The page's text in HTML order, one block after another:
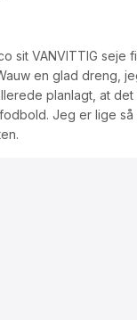
sit VANVITTIG seje
en glad dreng,
planlagt, at det
Jeg er lige så